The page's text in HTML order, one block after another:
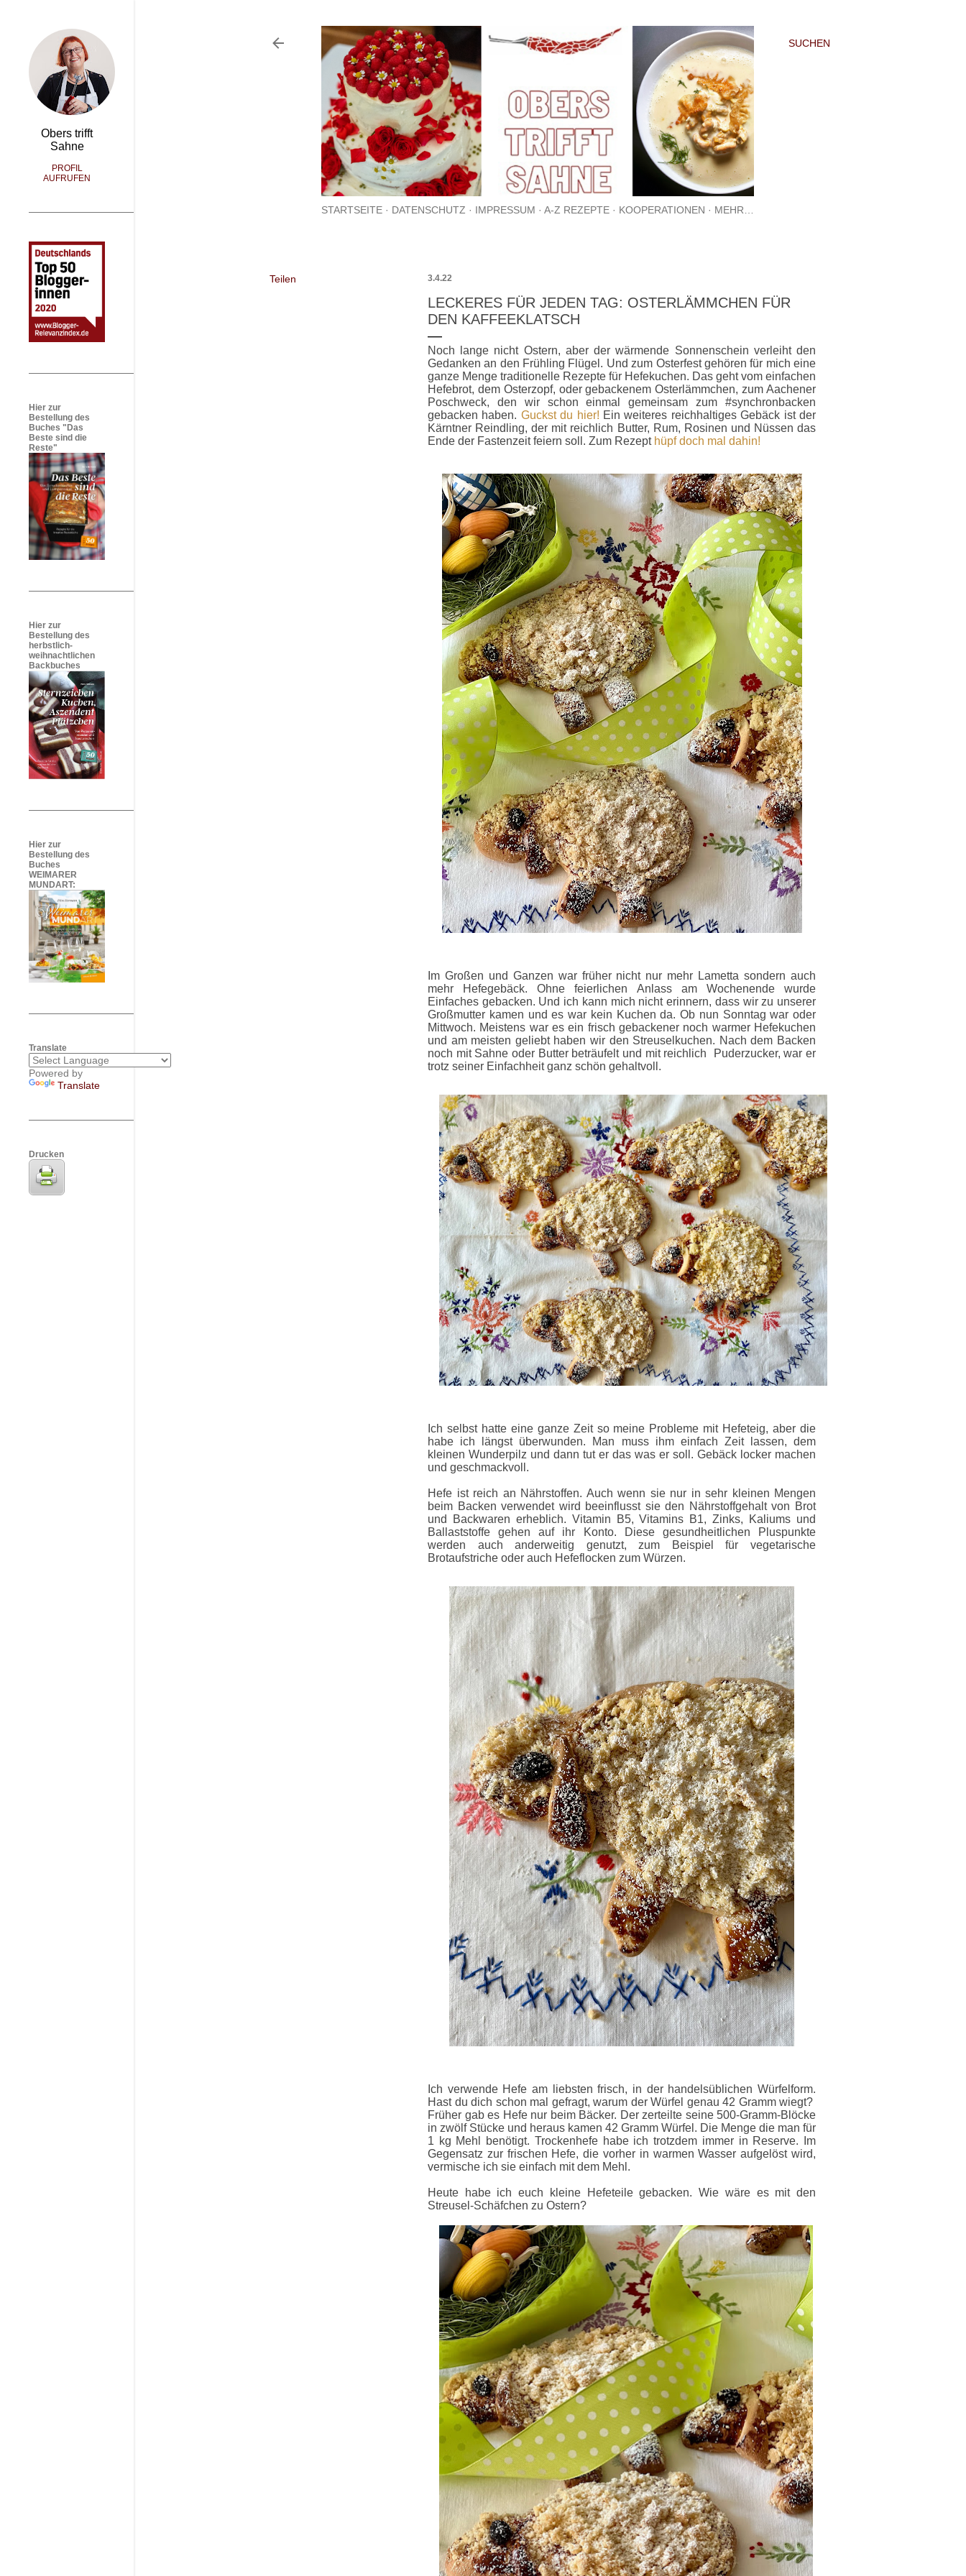
SUCHEN
STARTSEITE DATENSCHUTZ IMPRESSUM A-Z REZEPTE KOOPERATIONEN MEHR…
Teilen 3.4.22
LECKERES FÜR JEDEN TAG: OSTERLÄMMCHEN FÜR
DEN KAFFEEKLATSCH
Noch lange nicht Ostern, aber der wärmende Sonnenschein verleiht den
Gedanken an den Frühling Flügel. Und zum Osterfest gehören für mich eine
ganze Menge traditionelle Rezepte für Hefekuchen. Das geht vom einfachen
Hefebrot, dem Osterzopf, oder gebackenem Osterlämmchen, zum Aachener
Poschweck, den wir schon einmal gemeinsam zum #synchronbacken
gebacken haben. Guckst du hier! Ein weiteres reichhaltiges Gebäck ist der
Kärntner Reindling, der mit reichlich Butter, Rum, Rosinen und Nüssen das
Ende der Fastenzeit feiern soll. Zum Rezept hüpf doch mal dahin!
Im Großen und Ganzen war früher nicht nur mehr Lametta sondern auch
mehr Hefegebäck. Ohne feierlichen Anlass am Wochenende wurde
Einfaches gebacken. Und ich kann mich nicht erinnern, dass wir zu unserer
Großmutter kamen und es war kein Kuchen da. Ob nun Sonntag war oder
Mittwoch. Meistens war es ein frisch gebackener noch warmer Hefekuchen
und am meisten geliebt haben wir den Streuselkuchen. Nach dem Backen
noch mit Sahne oder Butter beträufelt und mit reichlich Puderzucker, war er
trotz seiner Einfachheit ganz schön gehaltvoll.
Ich selbst hatte eine ganze Zeit so meine Probleme mit Hefeteig, aber die
habe ich längst überwunden. Man muss ihm einfach Zeit lassen, dem
kleinen Wunderpilz und dann tut er das was er soll. Gebäck locker machen
und geschmackvoll.
Hefe ist reich an Nährstoffen. Auch wenn sie nur in sehr kleinen Mengen
beim Backen verwendet wird beeinflusst sie den Nährstoffgehalt von Brot
und Backwaren erheblich. Vitamin B5, Vitamins B1, Zinks, Kaliums und
Ballaststoffe gehen auf ihr Konto.
Diese gesundheitlichen Pluspunkte
werden auch anderweitig genutzt, zum Beispiel für vegetarische
Brotaufstriche oder auch Hefeflocken zum Würzen.
Ich verwende Hefe am liebsten frisch, in der handelsüblichen Würfelform.
Hast du dich schon mal gefragt, warum der Würfel genau 42 Gramm wiegt?
Früher gab es Hefe nur beim Bäcker. Der zerteilte seine 500-Gramm-Blöcke
in zwölf Stücke und heraus kamen 42 Gramm Würfel. Die Menge die man für
1 kg Mehl benötigt. Trockenhefe habe ich trotzdem immer in Reserve.
Im
Gegensatz zur frischen Hefe, die vorher in warmen Wasser aufgelöst wird,
vermische ich sie einfach mit dem Mehl.
Heute habe ich euch kleine Hefeteile gebacken. Wie wäre es mit den
Streusel-Schäfchen zu Ostern?
Obers trifft
Sahne
PROFIL
AUFRUFEN
Hier zur
Bestellung des
Buches "Das
Beste sind die
Reste"
Hier zur
Bestellung des
herbstlich-
weihnachtlichen
Backbuches
Hier zur
Bestellung des
Buches
WEIMARER
MUNDART:
Translate
Powered by
Translate
Drucken